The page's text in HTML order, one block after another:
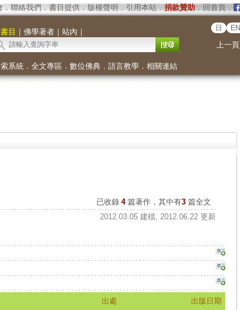
． 聯絡我們 ． 書目提供． 版權聲明 ． 引用本站． 捐款贊助．回首頁．
書目 ｜ 佛學著者｜ 站內 ｜ 日 EN
上一頁
系統． 全文專區 ． 數位佛典． 語言教學． 相關連結
已收錄 4 篇著作，其中有3篇全文
2012.03.05 建檔, 2012.06.22 更新
出處 出版日期